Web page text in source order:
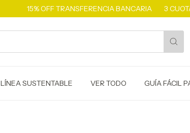
15% OFF TRANSFERENCIA BANCARIA 3
LÍNEA SUSTENTABLE VER TODO GUÍA FÁCIL